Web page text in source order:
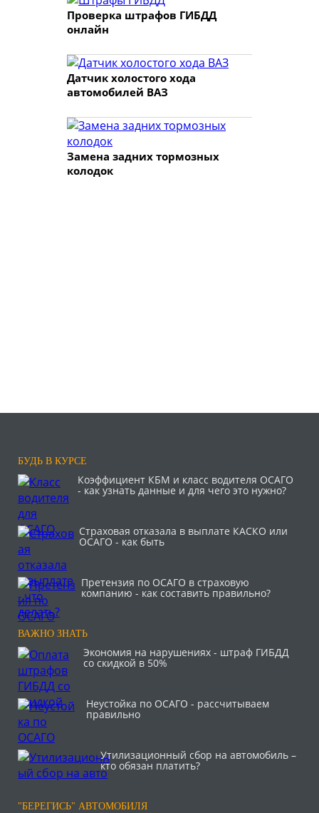
Проверка штрафов ГИБДД
онлайн
Датчик холостого хода
автомобилей ВАЗ
Замена задних тормозных
колодок
БУДЬ В КУРСЕ
Коэффициент КБМ и класс водителя ОСАГО
- как узнать данные и для чего это нужно?
Страховая отказала в выплате КАСКО или
ОСАГО - как быть
Претензия по ОСАГО в страховую
компанию - как составить правильно?
ВАЖНО ЗНАТЬ
Экономия на нарушениях - штраф ГИБДД
со скидкой в 50%
Неустойка по ОСАГО - рассчитываем
правильно
Утилизационный сбор на автомобиль –
кто обязан платить?
"БЕРЕГИСЬ" АВТОМОБИЛЯ